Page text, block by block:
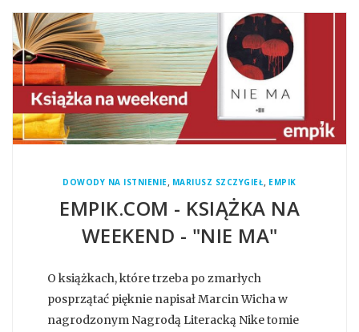
DOWODY NA ISTNIENIE, MARIUSZ SZCZYGIEŁ, EMPIK
EMPIK.COM - KSIĄŻKA NA
WEEKEND - "NIE MA"
O książkach, które trzeba po zmarłych
posprzątać pięknie napisał Marcin Wicha w
nagrodzonym Nagrodą Literacką Nike tomie